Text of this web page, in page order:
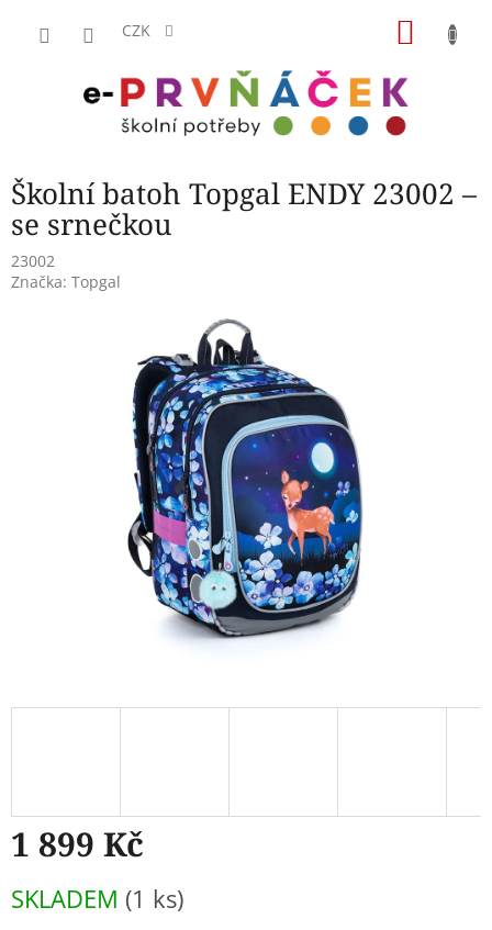
CZK
Školní batoh Topgal ENDY 23002 –
se srnečkou
23002
Značka: Topgal
1 899 Kč
cena:
SKLADEM (1 ks)